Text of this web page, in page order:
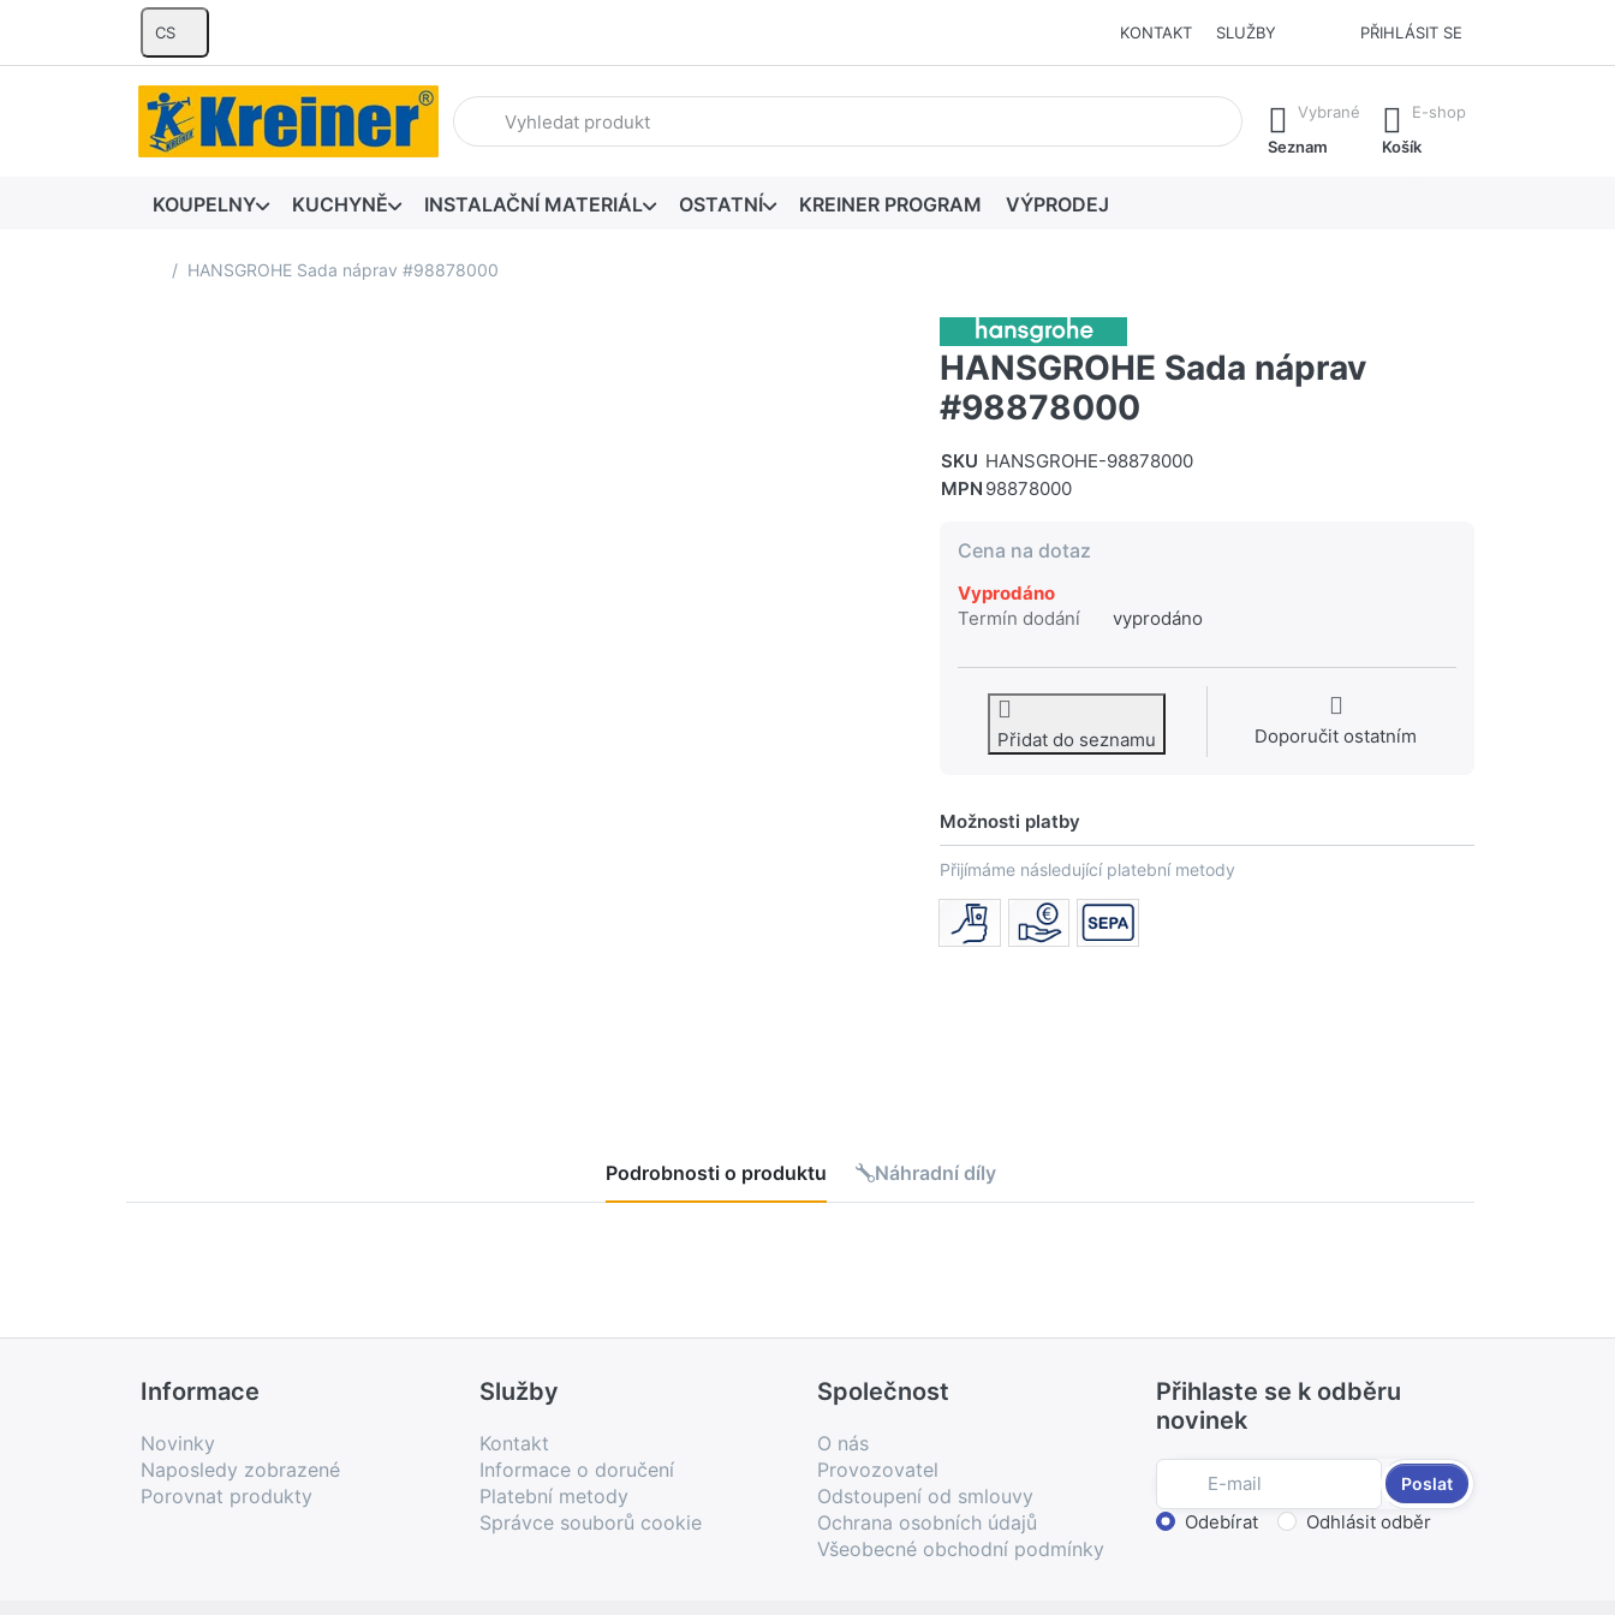
CS KONTAKT SLUŽBY PŘIHLÁSIT SE
Zadejte hledaný výraz. První výsledky se zobrazí automaticky při zadávání. Stisknutím klávesy Enter vyvoláte všechny výsledky.
Vybrané
Seznam
E-shop
Košík
KOUPELNY KUCHYNĚ INSTALAČNÍ MATERIÁL OSTATNÍ KREINER PROGRAM VÝPRODEJ
Domovská stránka
HANSGROHE Sada náprav #98878000
HANSGROHE Sada náprav
#98878000
SKU HANSGROHE-98878000
MPN 98878000
Cena na dotaz
Vyprodáno
Termín dodání
vyprodáno
Přidat do seznamu Doporučit ostatním
Možnosti platby
Přijímáme následující platební metody
Podrobnosti o produktu Náhradní díly
Informace
Novinky
Naposledy zobrazené
Porovnat produkty
Služby
Kontakt
Informace o doručení
Platební metody
Správce souborů cookie
Společnost
O nás
Provozovatel
Odstoupení od smlouvy
Ochrana osobních údajů
Všeobecné obchodní podmínky
Přihlaste se k odběru
novinek
Poslat
Zvolte akci
Odebírat Odhlásit odběr